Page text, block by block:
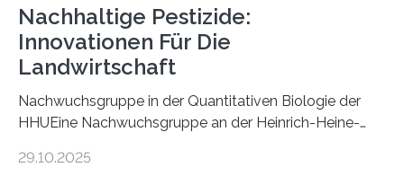
Nachhaltige Pestizide:
Innovationen Für Die
Landwirtschaft
Nachwuchsgruppe in der Quantitativen Biologie der
HHUEine Nachwuchsgruppe an der Heinrich-Heine-
fünf Jahren erforschen, wie Bakterien auf
29.10.2025